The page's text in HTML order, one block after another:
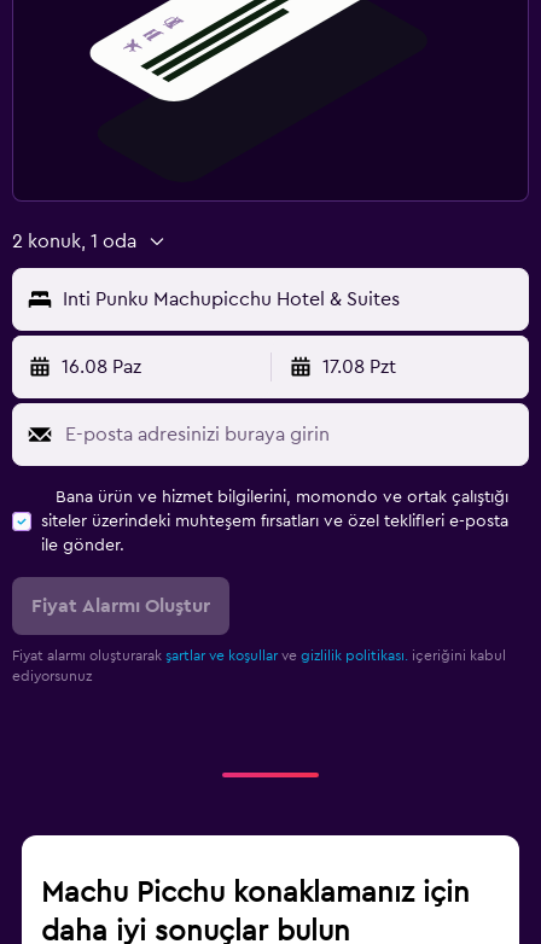
2 konuk, 1 oda
Inti Punku Machupicchu Hotel & Suites
16.08 Paz 17.08 Pzt
Bana ürün ve hizmet bilgilerini, momondo ve ortak çalıştığı
siteler üzerindeki muhteşem fırsatları ve özel teklifleri e-posta
ile gönder.
Fiyat Alarmı Oluştur
Fiyat alarmı oluşturarak şartlar ve koşullar ve gizlilik politikası.
içeriğini kabul
ediyorsunuz
Machu Picchu konaklamanız için
daha iyi sonuçlar bulun